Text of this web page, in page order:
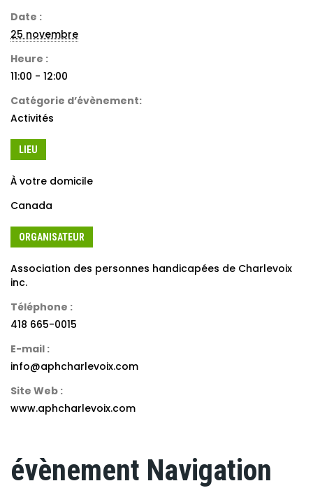
Date :
25 novembre
Heure :
11:00 - 12:00
Catégorie d’évènement:
Activités
LIEU
À votre domicile
Canada
ORGANISATEUR
Association des personnes handicapées de Charlevoix
inc.
Téléphone :
418 665-0015
E-mail :
info@aphcharlevoix.com
Site Web :
www.aphcharlevoix.com
évènement Navigation